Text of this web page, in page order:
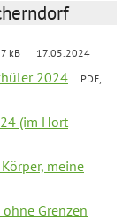
kB 17.05.2024
2024
PDF,
(im Hort
meine
Grenzen